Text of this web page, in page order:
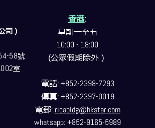
司）
58號
室
香港:
星期一至五
10:00 - 18:00
(公眾假期除外）
電話: +852-2398-7293
傳真: +852-2397-0019
電郵: ricabldg@hkstar.com
whatsapp: +852-9165-5989